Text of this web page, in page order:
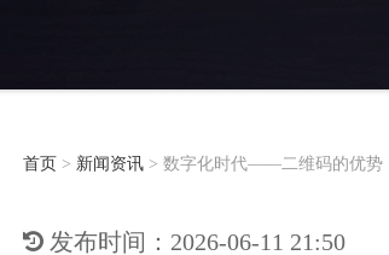
首页 > 新闻资讯 > 数字化时代——二维码的优势
发布时间：2026-06-11 21:50